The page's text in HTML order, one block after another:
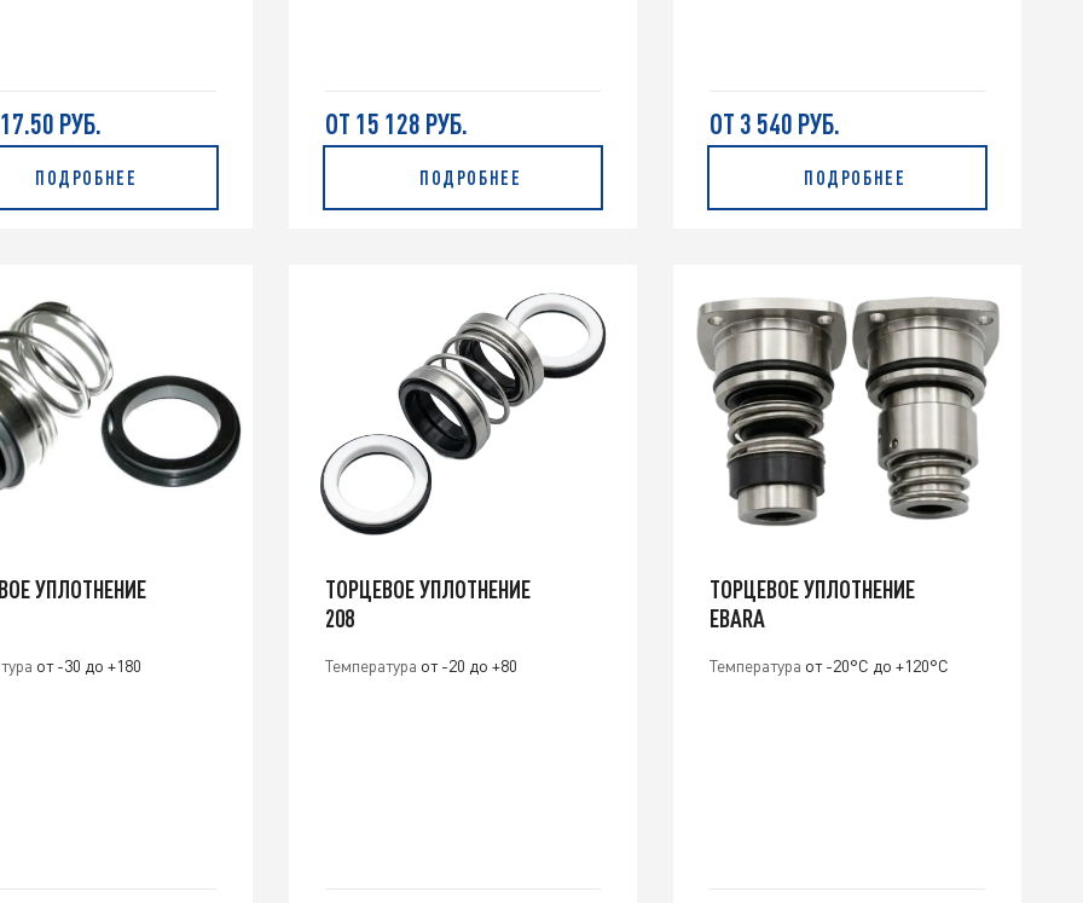
РУБ.
ПОДРОБНЕЕ
ОТ 15 128 РУБ.
ПОДРОБНЕЕ
ОТ 3 540 РУБ.
ПОДРОБНЕЕ
УПЛОТНЕНИЕ
от -30 до +180
ТОРЦЕВОЕ УПЛОТНЕНИЕ
208
Температура от -20 до +80
ТОРЦЕВОЕ УПЛОТНЕНИЕ
EBARA
Температура от -20°С до +120°С